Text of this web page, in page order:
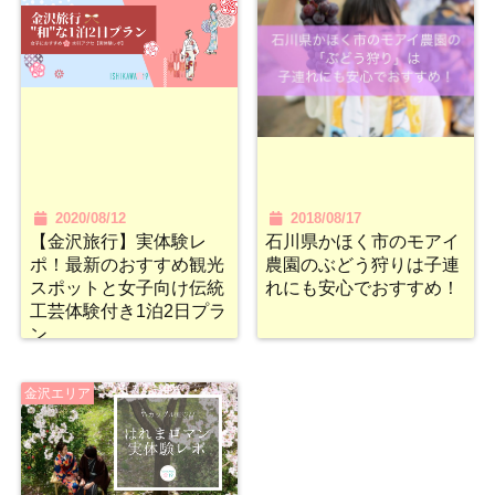
2020/08/12
【金沢旅行】実体験レ
ポ！最新のおすすめ観光
スポットと女子向け伝統
工芸体験付き1泊2日プラ
ン
2018/08/17
石川県かほく市のモアイ
農園のぶどう狩りは子連
れにも安心でおすすめ！
金沢エリア